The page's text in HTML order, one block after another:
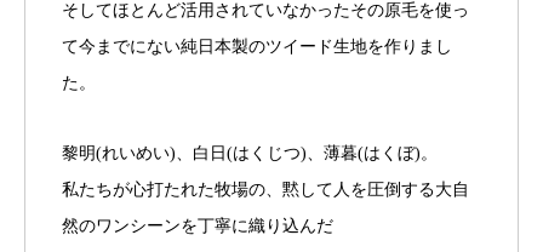
そしてほとんど活用されていなかったその原毛を使っ
て今までにない純日本製のツイード生地を作りまし
た。
黎明(れいめい)、白日(はくじつ)、薄暮(はくぼ)。
私たちが心打たれた牧場の、黙して人を圧倒する大自
然のワンシーンを丁寧に織り込んだ